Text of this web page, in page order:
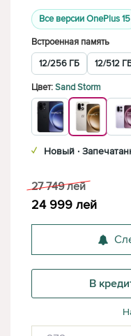
Все версии OnePlus 15
Встроенная память
12/256 ГБ
12/512
Цвет:Sand Storm
✓ Новый ·
27 749 лей
24 999 лей
В